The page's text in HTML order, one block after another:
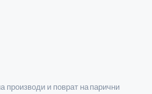
производи и поврат на парични